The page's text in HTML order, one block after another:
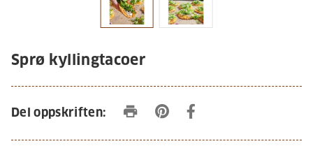
Sprø kyllingtacoer
Del oppskriften: print